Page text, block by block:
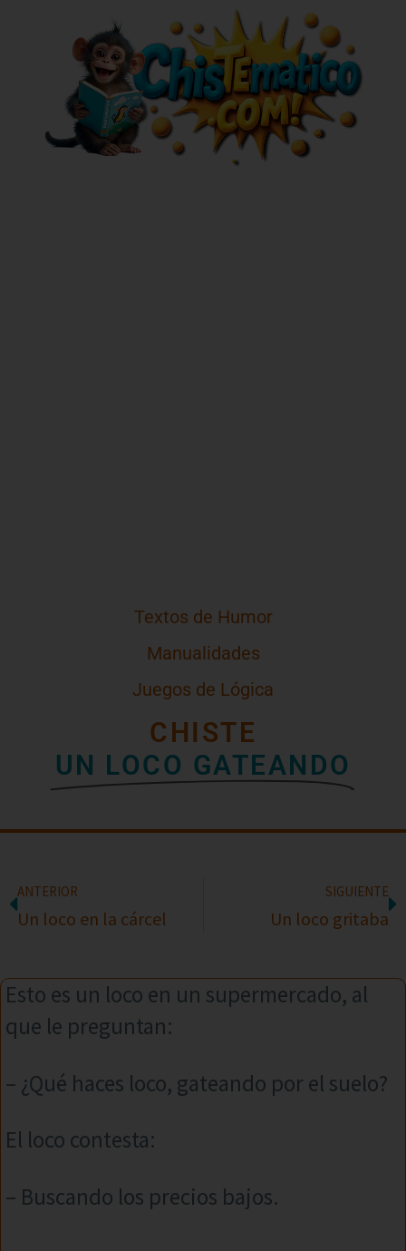
Textos de Humor
Manualidades
Juegos de Lógica
CHISTE
UN LOCO GATEANDO
ANTERIOR
Un loco en la cárcel
SIGUIENTE
Un loco gritaba
Esto es un loco en un supermercado, al
que le preguntan:
– ¿Qué haces loco, gateando por el suelo?
El loco contesta:
– Buscando los precios bajos.